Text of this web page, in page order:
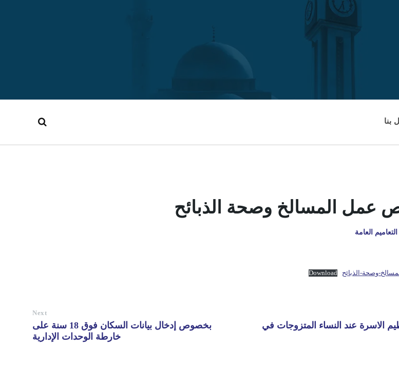
بنا
عمل المسالخ وصحة الذبائح
التعاميم العامة
وصحة-الذبائح Download
الاسرة عند النساء المتزوجات في
Next
بخصوص إدخال بيانات السكان فوق 18 سنة على
خارطة الوحدات الإدارية